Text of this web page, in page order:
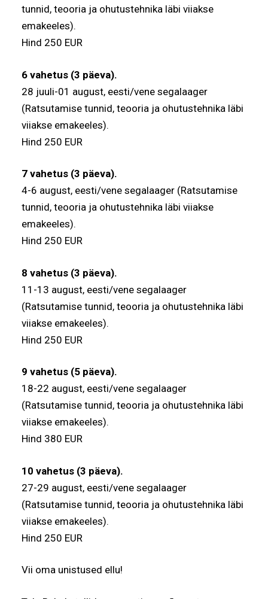
tunnid, teooria ja ohutustehnika läbi viiakse
emakeeles).
Hind 250 EUR
6 vahetus (3 päeva).
28 juuli-01 august, eesti/vene segalaager
(Ratsutamise tunnid, teooria ja ohutustehnika läbi
viiakse emakeeles).
Hind 250 EUR
7 vahetus (3 päeva).
4-6 august, eesti/vene segalaager (Ratsutamise
tunnid, teooria ja ohutustehnika läbi viiakse
emakeeles).
Hind 250 EUR
8 vahetus (3 päeva).
11-13 august, eesti/vene segalaager
(Ratsutamise tunnid, teooria ja ohutustehnika läbi
viiakse emakeeles).
Hind 250 EUR
9 vahetus (5 päeva).
18-22 august, eesti/vene segalaager
(Ratsutamise tunnid, teooria ja ohutustehnika läbi
viiakse emakeeles).
Hind 380 EUR
10 vahetus (3 päeva).
27-29 august, eesti/vene segalaager
(Ratsutamise tunnid, teooria ja ohutustehnika läbi
viiakse emakeeles).
Hind 250 EUR
Vii oma unistused ellu!